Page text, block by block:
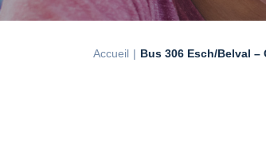
Accueil Bus 306 Esch/Belval –